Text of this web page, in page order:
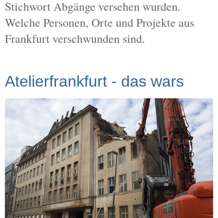
Stichwort Abgänge versehen wurden.
Welche Personen, Orte und Projekte aus
Frankfurt verschwunden sind.
Atelierfrankfurt - das wars